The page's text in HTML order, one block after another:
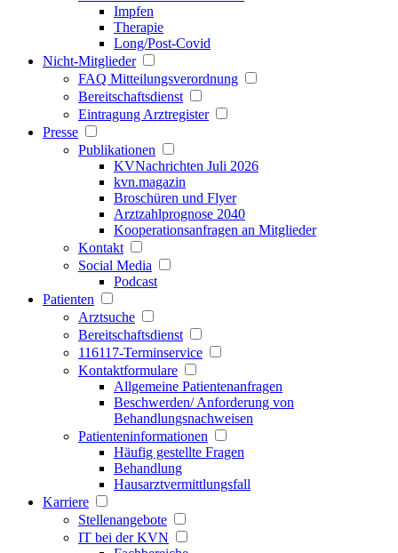
Impfen
Therapie
Long/Post-Covid
Nicht-Mitglieder
FAQ Mitteilungsverordnung
Bereitschaftsdienst
Eintragung Arztregister
Presse
Publikationen
KVNachrichten Juli 2026
kvn.magazin
Broschüren und Flyer
Arztzahlprognose 2040
Kooperationsanfragen an Mitglieder
Kontakt
Social Media
Podcast
Patienten
Arztsuche
Bereitschaftsdienst
116117-Terminservice
Kontaktformulare
Allgemeine Patientenanfragen
Beschwerden/ Anforderung von
Behandlungsnachweisen
Patienteninformationen
Häufig gestellte Fragen
Behandlung
Hausarztvermittlungsfall
Karriere
Stellenangebote
IT bei der KVN